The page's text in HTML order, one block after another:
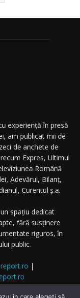
experiență în presă
am publicat mii de
de anchete de
Expres, Ultimul
Română
Adevărul, Bilanț,
Curentul ș.a.
spațiu dedicat
fără susținere
riguros, în
public.
|